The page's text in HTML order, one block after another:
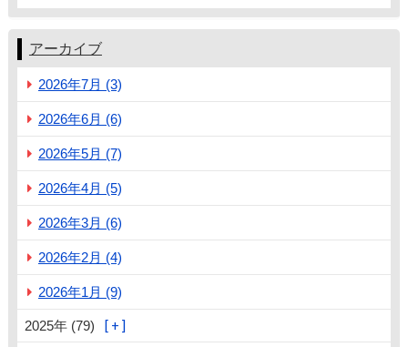
アーカイブ
2026年7月 (3)
2026年6月 (6)
2026年5月 (7)
2026年4月 (5)
2026年3月 (6)
2026年2月 (4)
2026年1月 (9)
2025年 (79)